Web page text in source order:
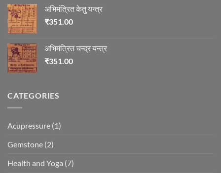
अभिमंत्रित केतु यन्त्र
₹351.00
अभिमंत्रित चन्द्र यन्त्र
₹351.00
CATEGORIES
Acupressure (1)
Gemstone (2)
Health and Yoga (7)